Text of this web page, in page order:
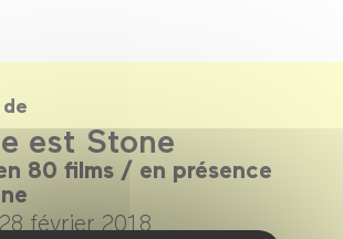
est Stone
80 films / en présence
28 février 2018